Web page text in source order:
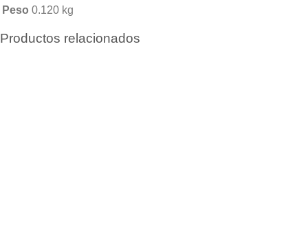
Peso 0.120 kg
Productos relacionados